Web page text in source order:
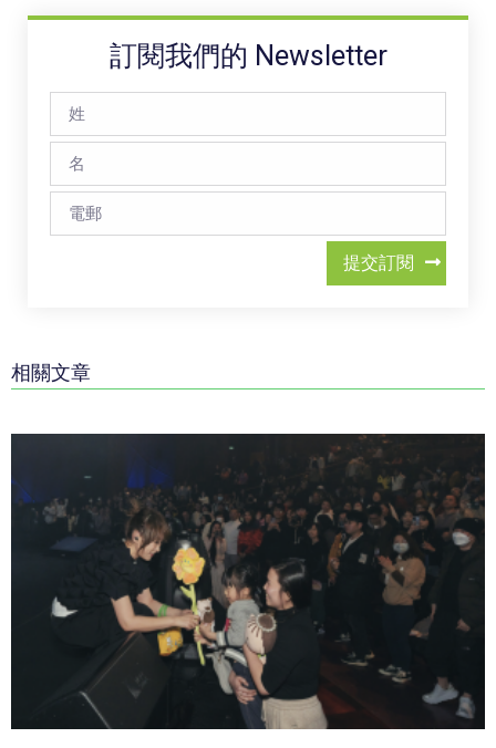
訂閱我們的 Newsletter
提交訂閱
相關文章